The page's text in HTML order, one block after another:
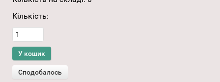
Кількість: